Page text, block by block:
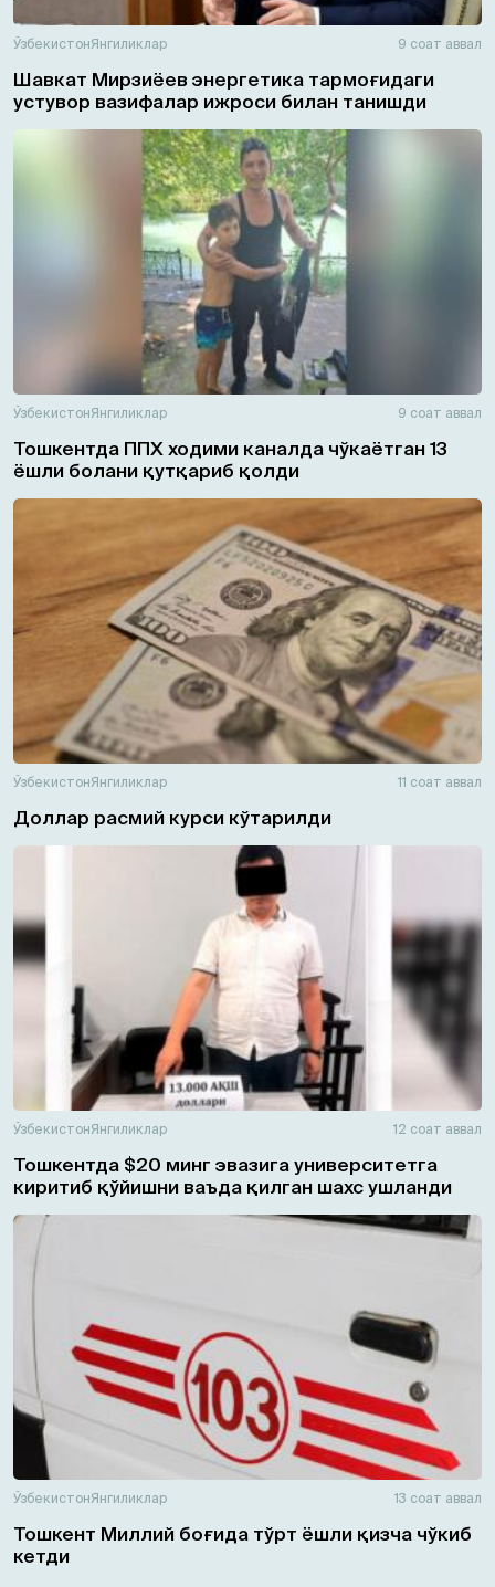
ЎзбекистонЯнгиликлар 9 соат аввал
Шавкат Мирзиёев энергетика тармоғидаги
устувор вазифалар ижроси билан танишди
ЎзбекистонЯнгиликлар 9 соат аввал
Тошкентда ППХ ходими каналда чўкаётган 13
ёшли болани қутқариб қолди
ЎзбекистонЯнгиликлар 11 соат аввал
Доллар расмий курси кўтарилди
ЎзбекистонЯнгиликлар 12 соат аввал
Тошкентда $20 минг эвазига университетга
киритиб қўйишни ваъда қилган шахс ушланди
ЎзбекистонЯнгиликлар 13 соат аввал
Тошкент Миллий боғида тўрт ёшли қизча чўкиб
кетди